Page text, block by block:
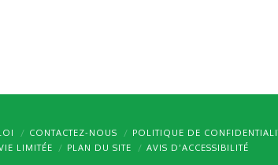
CONTACTEZ-NOUS
POLITIQUE DE
LIMITÉE PLAN DU SITE AVIS D’ACCESSIBILITÉ